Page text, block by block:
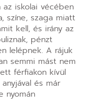
az iskolai vécében
színe, szaga miatt
kell, és irány az
pénzt
lelépnek. A rájuk
semmi mást nem
férfiakon kívül
és már
nyomán